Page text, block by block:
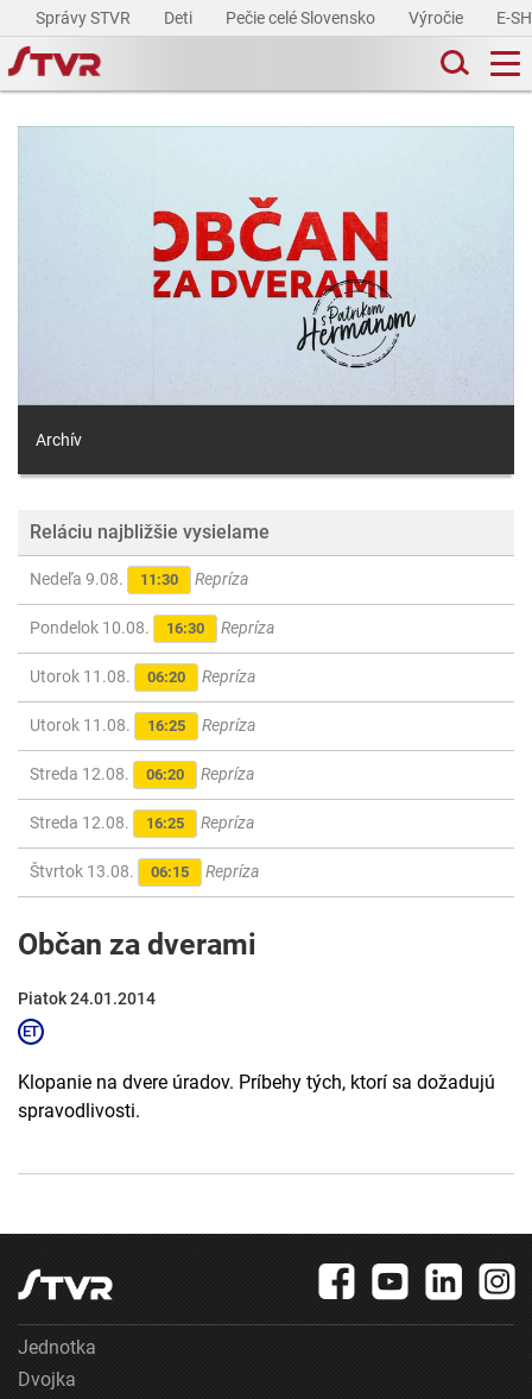
Správy STVR Deti Pečie celé Slovensko Výročie E-
Archív
Reláciu najbližšie vysielame
Nedeľa 9.08. 11:30 Repríza
Pondelok 10.08. 16:30 Repríza
Utorok 11.08. 06:20 Repríza
Utorok 11.08. 16:25 Repríza
Streda 12.08. 06:20 Repríza
Streda 12.08. 16:25 Repríza
Štvrtok 13.08. 06:15 Repríza
Občan za dverami
Piatok 24.01.2014
Klopanie na dvere úradov. Príbehy tých, ktorí sa dožadujú
spravodlivosti.
Jednotka
Dvojka